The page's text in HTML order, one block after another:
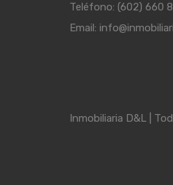
Teléfono: (602) 660
Email:
Inmobiliaria D&L |